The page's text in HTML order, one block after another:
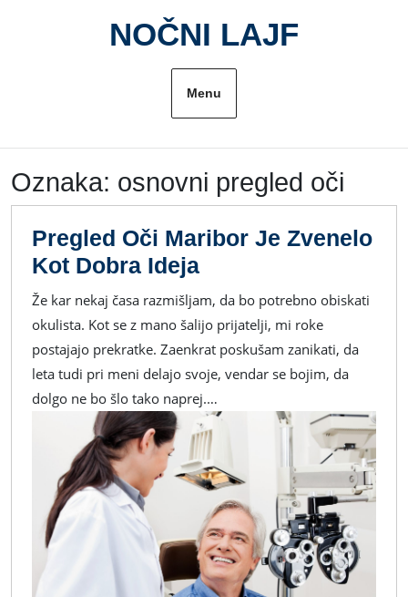
NOČNI LAJF
Menu
Oznaka: osnovni pregled oči
Pregled Oči Maribor Je Zvenelo
Kot Dobra IdejaPregled
Oči
Maribor
Je
Zvenelo
Kot
Dobra
Ideja
Že kar nekaj časa razmišljam, da bo potrebno obiskati
okulista. Kot se z mano šalijo prijatelji, mi roke
postajajo prekratke. Zaenkrat poskušam zanikati, da
leta tudi pri meni delajo svoje, vendar se bojim, da
dolgo ne bo šlo tako naprej.…